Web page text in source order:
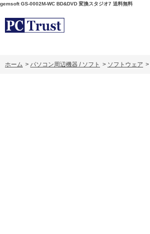
gemsoft GS-0002M-WC BD&DVD 変換スタジオ7 送料無料
ホーム > パソコン周辺機器 / ソフト > ソフトウェア >